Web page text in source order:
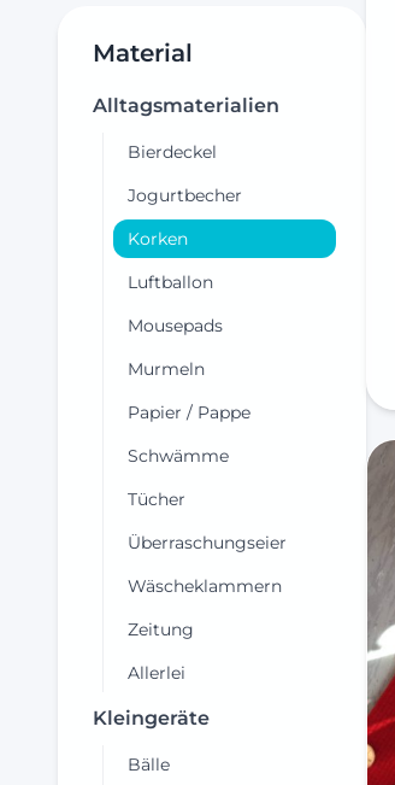
Material
Alltagsmaterialien
Bierdeckel
Jogurtbecher
Korken
Luftballon
Mousepads
Murmeln
Papier / Pappe
Schwämme
Tücher
Überraschungseier
Wäscheklammern
Zeitung
Allerlei
Kleingeräte
Bälle